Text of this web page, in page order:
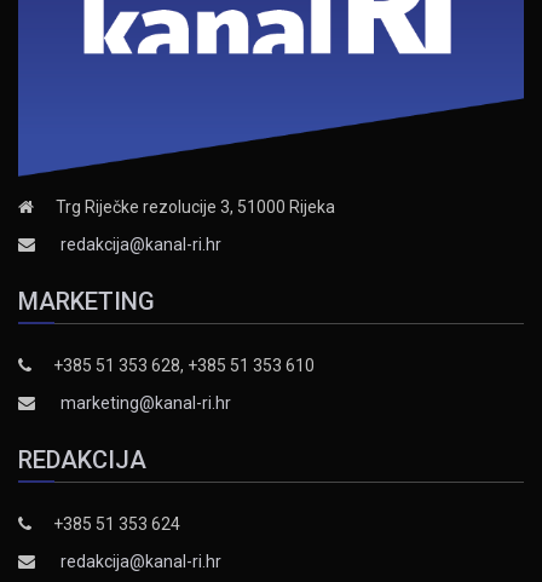
Trg Riječke rezolucije 3, 51000 Rijeka
redakcija@kanal-ri.hr
MARKETING
+385 51 353 628, +385 51 353 610
marketing@kanal-ri.hr
REDAKCIJA
+385 51 353 624
redakcija@kanal-ri.hr